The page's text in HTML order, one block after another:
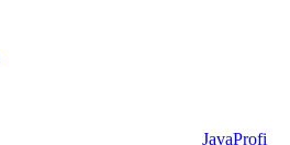
JavaProfi